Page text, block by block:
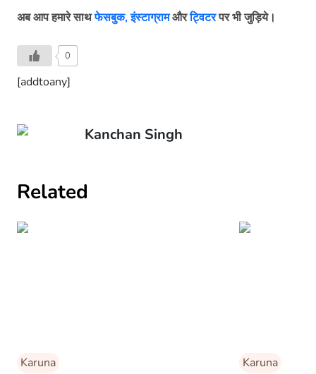
अब आप हमारे साथफेसबुक,इंस्टाग्रामऔरट्विटरपर भी जुड़िये।
0
[addtoany]
Kanchan Singh
Related
Karuna Karuna